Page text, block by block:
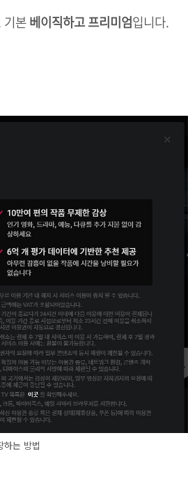
기본베이직하고 프리미엄입니다.
는 방법